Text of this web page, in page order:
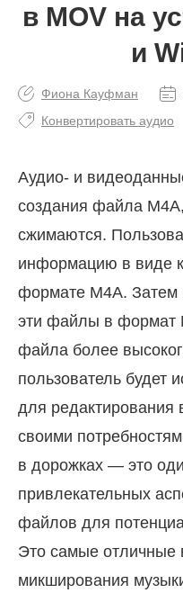
в MOV на
и
Фиона Кауфман
Конвертировать аудио
Аудио- и
создания файла
сжимаются.
информацию в виде
формате M4A. Затем
эти файлы в формат
файла более
пользователь будет
для редактирования
своими
в дорожках — это
привлекательных
файлов для
Это самые отличные
микширования